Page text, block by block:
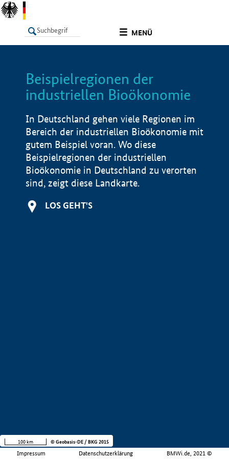
MENÜ
LISTE
Beispielregionen der
industriellen Bioökonomie
In Deutschland gehen viele Regionen im
Bereich der industriellen Bioökonomie mit
gutem Beispiel voran. Wo diese
Beispielregionen der industriellen
Bioökonomie in Deutschland zu verorten
sind, zeigt diese Landkarte.
LOS GEHT'S
Impressum Datenschutzerklärung BMWi.de, 2021 ©
100 km © Geobasis-DE / BKG 2015